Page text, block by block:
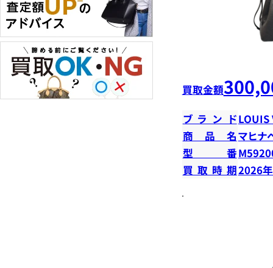
買取金額
ブランドLOUIS
商品名マヒナ
型番
買取時期2026